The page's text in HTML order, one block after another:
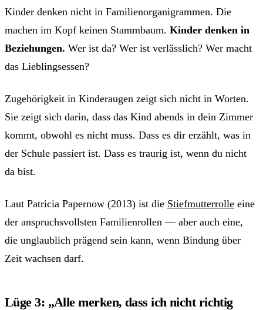
Kinder denken nicht in Familienorganigrammen. Die
machen im Kopf keinen Stammbaum. Kinder denken in
Beziehungen. Wer ist da? Wer ist verlässlich? Wer macht
das Lieblingsessen?
Zugehörigkeit in Kinderaugen zeigt sich nicht in Worten.
Sie zeigt sich darin, dass das Kind abends in dein Zimmer
kommt, obwohl es nicht muss. Dass es dir erzählt, was in
der Schule passiert ist. Dass es traurig ist, wenn du nicht
da bist.
Laut Patricia Papernow (2013) ist die Stiefmutterrolle eine
der anspruchsvollsten Familienrollen — aber auch eine,
die unglaublich prägend sein kann, wenn Bindung über
Zeit wachsen darf.
Lüge 3: „Alle merken, dass ich nicht richtig